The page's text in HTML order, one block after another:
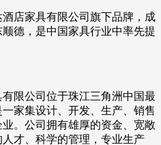
店家具有限公司旗下品牌，成
德，是中国家具行业中率先提
限公司位于珠江三角洲中国最
家集设计、开发、生产、销售
。公司拥有雄厚的资金、宽敞
才、科学的管理，专业生产